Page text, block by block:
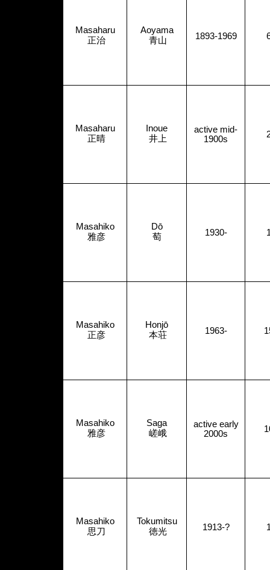
Masaharu
正治
Aoyama
青山
1893-1969
Masaharu
正晴
Inoue
井上
active mid-
1900s
Masahiko
雅彦
Dō
萄
1930-
Masahiko
正彦
Honjō
本荘
1963-
Masahiko
雅彦
Saga
嵯峨
active early
2000s
Masahiko
思刀
Tokumitsu
徳光
1913-?